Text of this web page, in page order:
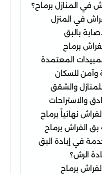
في المنازل برماح؟
في المنزل
بالبق
برماح
المعتمدة
وآمن للسكان
والشقق
والاستراحات
نهائياً برماح
الفراش برماح
في إبادة البق
الرش؟
برماح